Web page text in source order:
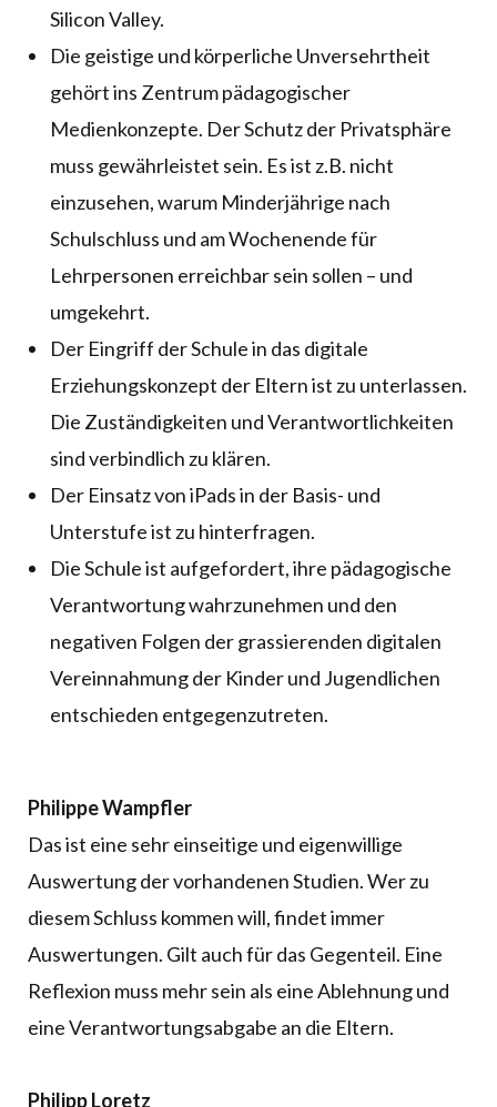
Silicon Valley.
Die geistige und körperliche Unversehrtheit
gehört ins Zentrum pädagogischer
Medienkonzepte. Der Schutz der Privatsphäre
muss gewährleistet sein. Es ist z.B. nicht
einzusehen, warum Minderjährige nach
Schulschluss und am Wochenende für
Lehrpersonen erreichbar sein sollen – und
umgekehrt.
Der Eingriff der Schule in das digitale
Erziehungskonzept der Eltern ist zu unterlassen.
Die Zuständigkeiten und Verantwortlichkeiten
sind verbindlich zu klären.
Der Einsatz von iPads in der Basis- und
Unterstufe ist zu hinterfragen.
Die Schule ist aufgefordert, ihre pädagogische
Verantwortung wahrzunehmen und den
negativen Folgen der grassierenden digitalen
Vereinnahmung der Kinder und Jugendlichen
entschieden entgegenzutreten.
Philippe Wampfler
Das ist eine sehr einseitige und eigenwillige
Auswertung der vorhandenen Studien. Wer zu
diesem Schluss kommen will, findet immer
Auswertungen. Gilt auch für das Gegenteil. Eine
Reflexion muss mehr sein als eine Ablehnung und
eine Verantwortungsabgabe an die Eltern.
Philipp Loretz